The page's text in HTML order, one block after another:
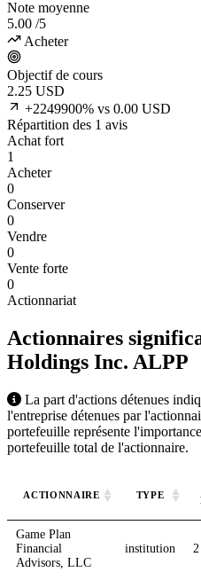
Note moyenne
5.00 /5
Acheter
Objectif de cours
2.25 USD
+2249900% vs 0.00 USD
Répartition des 1 avis
Achat fort
1
Acheter
0
Conserver
0
Vendre
0
Vente forte
0
Actionnariat
Actionnaires
Holdings Inc. ALPP
La part d'actions détenues
l'entreprise détenues par
portefeuille représente
portefeuille total de l'actionnaire.
ACTIONNAIRE TYPE
Game Plan
Financial
Advisors, LLC
institution